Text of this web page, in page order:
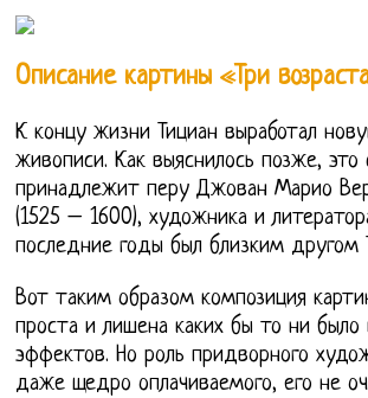
Описание картины «Три
К концу жизни Тициан выработал
живописи. Как выяснилось позже, это
принадлежит перу Джован Марио
(1525 – 1600), художника и
последние годы был близким другом
Вот таким образом композиция
проста и лишена каких бы то ни было
эффектов. Но роль придворного
даже щедро оплачиваемого, его не